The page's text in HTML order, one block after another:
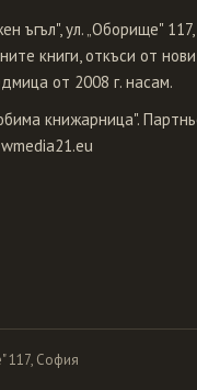
ъгъл", ул. „Оборище"
книги, откъси от нови
от 2008 г. насам.
книжарница".
117, София